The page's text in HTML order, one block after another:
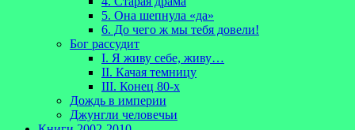
5. Она шепнула «да»
6. До чего ж мы тебя довели!
Бог рассудит
I. Я живу себе, живу…
II. Качая темницу
III. Конец 80-х
Дождь в империи
Джунгли человечьи